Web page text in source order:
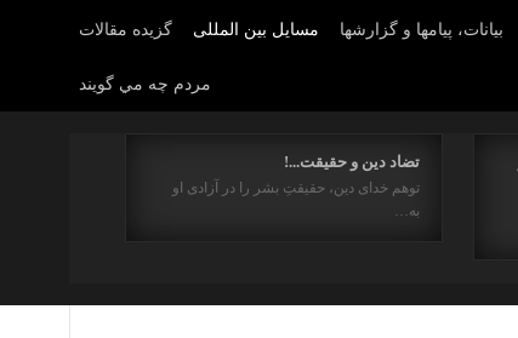
گزیده مقالات مسایل بین المللی بیانات، پیامها و گزارشها
مردم چه مي گويند
تضاد دین و حقیقت...!
توهم خدای دین، حقیقتِ بشر را در آزادی او
به…